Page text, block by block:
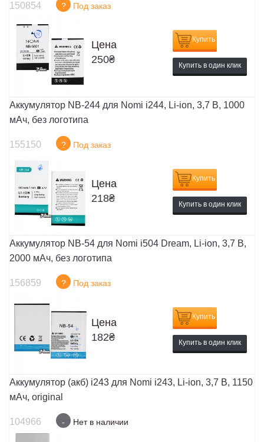
150854 ? Под заказ
Цена
250₴
Купить
Купить в один клик
Аккумулятор NB-244 для Nomi i244, Li-ion, 3,7 В, 1000
мАч, без логотипа
155150 ? Под заказ
Цена
218₴
Купить
Купить в один клик
Аккумулятор NB-54 для Nomi i504 Dream, Li-ion, 3,7 В,
2000 мАч, без логотипа
156859 ? Под заказ
Цена
182₴
Купить
Купить в один клик
Аккумулятор (акб) i243 для Nomi i243, Li-ion, 3,7 В, 1150
мАч, original
104966 - Нет в наличии